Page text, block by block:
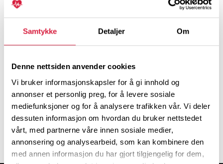
Samtykke Detaljer Om
Denne nettsiden anvender cookies
Vi bruker informasjonskapsler for å gi innhold og
annonser et personlig preg, for å levere sosiale
mediefunksjoner og for å analysere trafikken vår. Vi deler
dessuten informasjon om hvordan du bruker nettstedet
vårt, med partnerne våre innen sosiale medier,
annonsering og analysearbeid, som kan kombinere den
med annen informasjon du har gjort tilgjengelig for dem,
ØVINGSDUKKER
Øvingsdukke Little Junior
QCPR
kr15 199,00
Legg i handlekurv